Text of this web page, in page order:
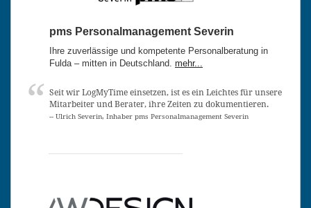
pms Personalmanagement Severin
Ihre zuverlässige und kompetente Personalberatung in
Fulda – mitten in Deutschland. mehr...
Seit wir LogMyTime einsetzen, ist es ein Leichtes für unsere
Mitarbeiter und Berater, ihre Zeiten zu dokumentieren.
-- Ulrich Severin, Inhaber pms Personalmanagement Severin